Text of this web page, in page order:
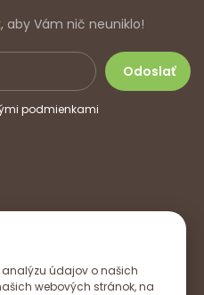
údajov o našich
webových stránok, na
aby Vám nič neuniklo!
podmienkami